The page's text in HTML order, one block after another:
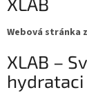
Webová stránka
XLAB –